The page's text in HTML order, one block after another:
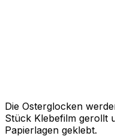
Die Osterglocken
Stück Klebefilm gerollt
Papierlagen geklebt.